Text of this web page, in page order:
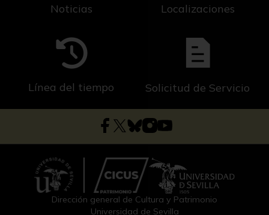
Noticias Localizaciones
Línea del tiempo Solicitud de Servicio
Dirección general de Cultura y Patrimonio
Universidad de Sevilla